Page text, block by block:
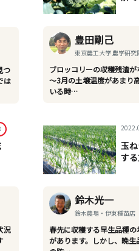
つ
は
豊田剛己
東京農工大学 農学研究
ブロッコリーの収穫残渣
～3月の土壌温度があまり
いる時…
況
玉
す
鈴木光一
鈴木農場・伊東種苗店
春先に収穫する早生品種
があります。しかし、晩